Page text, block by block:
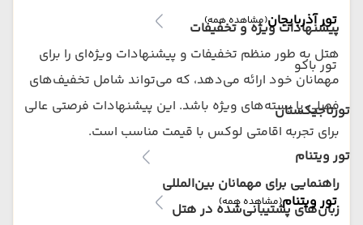
تور آذربایجان(مشاهده همه)
تور باکو
تورتاجیکستان
تور ویتنام
تور ویتنام(مشاهده همه)
پیشنهادات ویژه و تخفیفات
هتل به طور منظم تخفیفات و پیشنهادات ویژه‌ای را برای
مهمانان خود ارائه می‌دهد، که می‌تواند شامل تخفیف‌های
فصلی یا بسته‌های ویژه باشد. این پیشنهادات فرصتی عالی
برای تجربه اقامتی لوکس با قیمت مناسب است.
راهنمایی برای مهمانان بین‌المللی
زبان‌های پشتیبانی‌شده در هتل